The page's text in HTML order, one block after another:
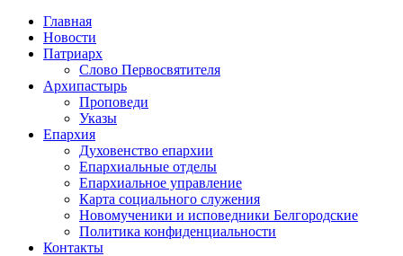
Главная
Новости
Патриарх
Слово Первосвятителя
Архипастырь
Проповеди
Указы
Епархия
Духовенство епархии
Епархиальные отделы
Епархиальное управление
Карта социального служения
Новомученики и исповедники Белгородские
Политика конфиденциальности
Контакты